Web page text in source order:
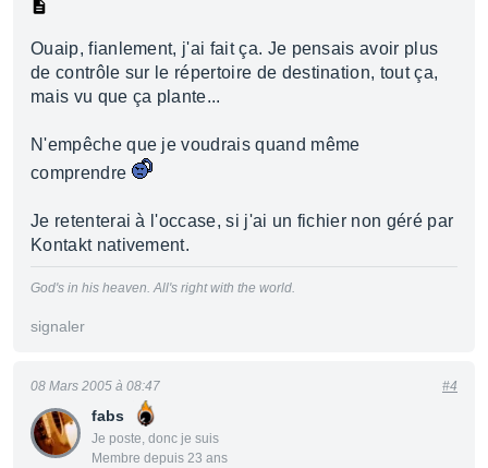
Ouaip, fianlement, j'ai fait ça. Je pensais avoir plus
de contrôle sur le répertoire de destination, tout ça,
mais vu que ça plante...
N'empêche que je voudrais quand même
comprendre
Je retenterai à l'occase, si j'ai un fichier non géré par
Kontakt nativement.
God's in his heaven. All's right with the world.
signaler
fabs
Je poste, donc je suis
Membre depuis 23 ans
08 Mars 2005 à 08:47 #4